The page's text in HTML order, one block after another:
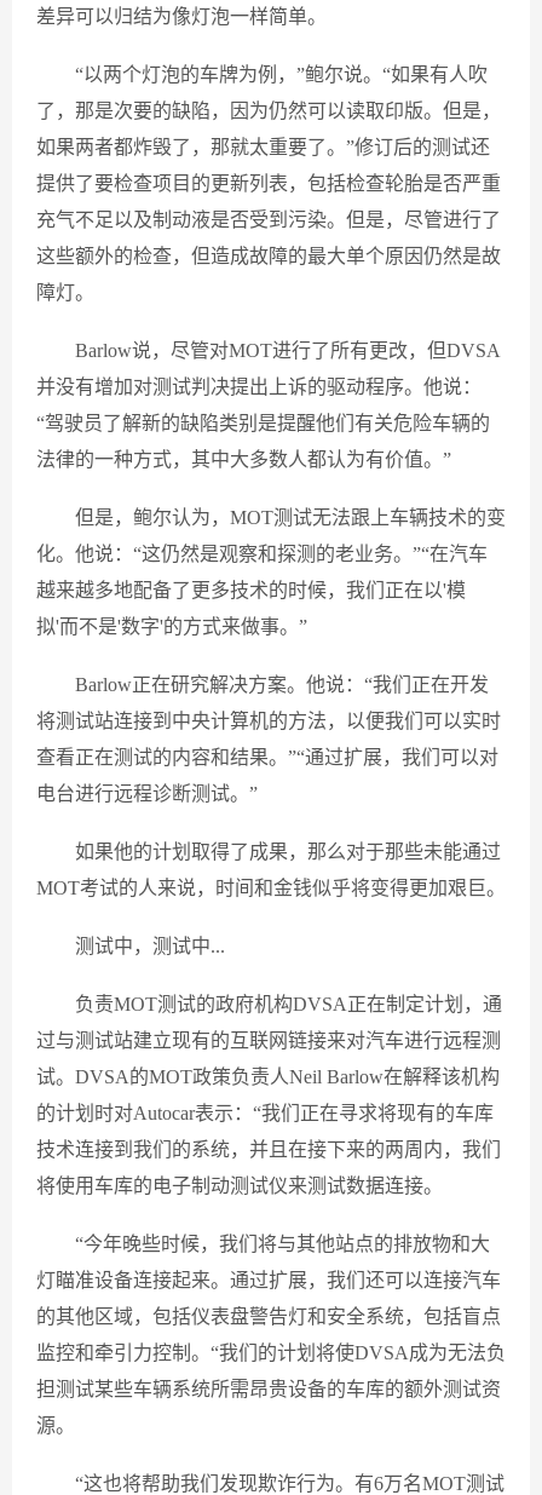
差异可以归结为像灯泡一样简单。
“以两个灯泡的车牌为例，”鲍尔说。“如果有人吹
了，那是次要的缺陷，因为仍然可以读取印版。但是，
如果两者都炸毁了，那就太重要了。”修订后的测试还
提供了要检查项目的更新列表，包括检查轮胎是否严重
充气不足以及制动液是否受到污染。但是，尽管进行了
这些额外的检查，但造成故障的最大单个原因仍然是故
障灯。
Barlow说，尽管对MOT进行了所有更改，但DVSA
并没有增加对测试判决提出上诉的驱动程序。他说：
“驾驶员了解新的缺陷类别是提醒他们有关危险车辆的
法律的一种方式，其中大多数人都认为有价值。”
但是，鲍尔认为，MOT测试无法跟上车辆技术的变
化。他说：“这仍然是观察和探测的老业务。”“在汽车
越来越多地配备了更多技术的时候，我们正在以'模
拟'而不是'数字'的方式来做事。”
Barlow正在研究解决方案。他说：“我们正在开发
将测试站连接到中央计算机的方法，以便我们可以实时
查看正在测试的内容和结果。”“通过扩展，我们可以对
电台进行远程诊断测试。”
如果他的计划取得了成果，那么对于那些未能通过
MOT考试的人来说，时间和金钱似乎将变得更加艰巨。
测试中，测试中...
负责MOT测试的政府机构DVSA正在制定计划，通
过与测试站建立现有的互联网链接来对汽车进行远程测
试。DVSA的MOT政策负责人Neil Barlow在解释该机构
的计划时对Autocar表示：“我们正在寻求将现有的车库
技术连接到我们的系统，并且在接下来的两周内，我们
将使用车库的电子制动测试仪来测试数据连接。
“今年晚些时候，我们将与其他站点的排放物和大
灯瞄准设备连接起来。通过扩展，我们还可以连接汽车
的其他区域，包括仪表盘警告灯和安全系统，包括盲点
监控和牵引力控制。“我们的计划将使DVSA成为无法负
担测试某些车辆系统所需昂贵设备的车库的额外测试资
源。
“这也将帮助我们发现欺诈行为。有6万名MOT测试